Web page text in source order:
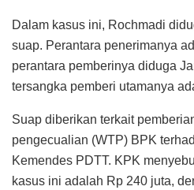
Dalam kasus ini, Rochmadi
suap. Perantara penerimanya
perantara pemberinya diduga
tersangka pemberi utamanya
Suap diberikan terkait
pengecualian (WTP) BPK
Kemendes PDTT. KPK
kasus ini adalah Rp 240 juta,